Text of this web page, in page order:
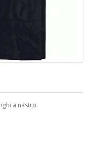
a nastro.